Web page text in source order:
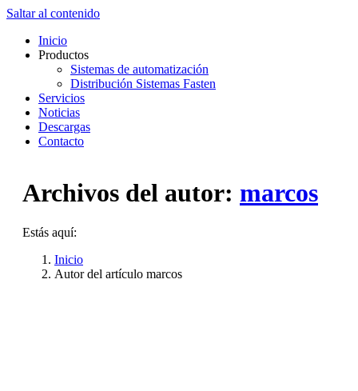
Saltar al contenido
Inicio
Productos
Sistemas de automatización
Distribución Sistemas Fasten
Servicios
Noticias
Descargas
Contacto
Archivos del autor: marcos
Estás aquí:
Inicio
Autor del artículo marcos